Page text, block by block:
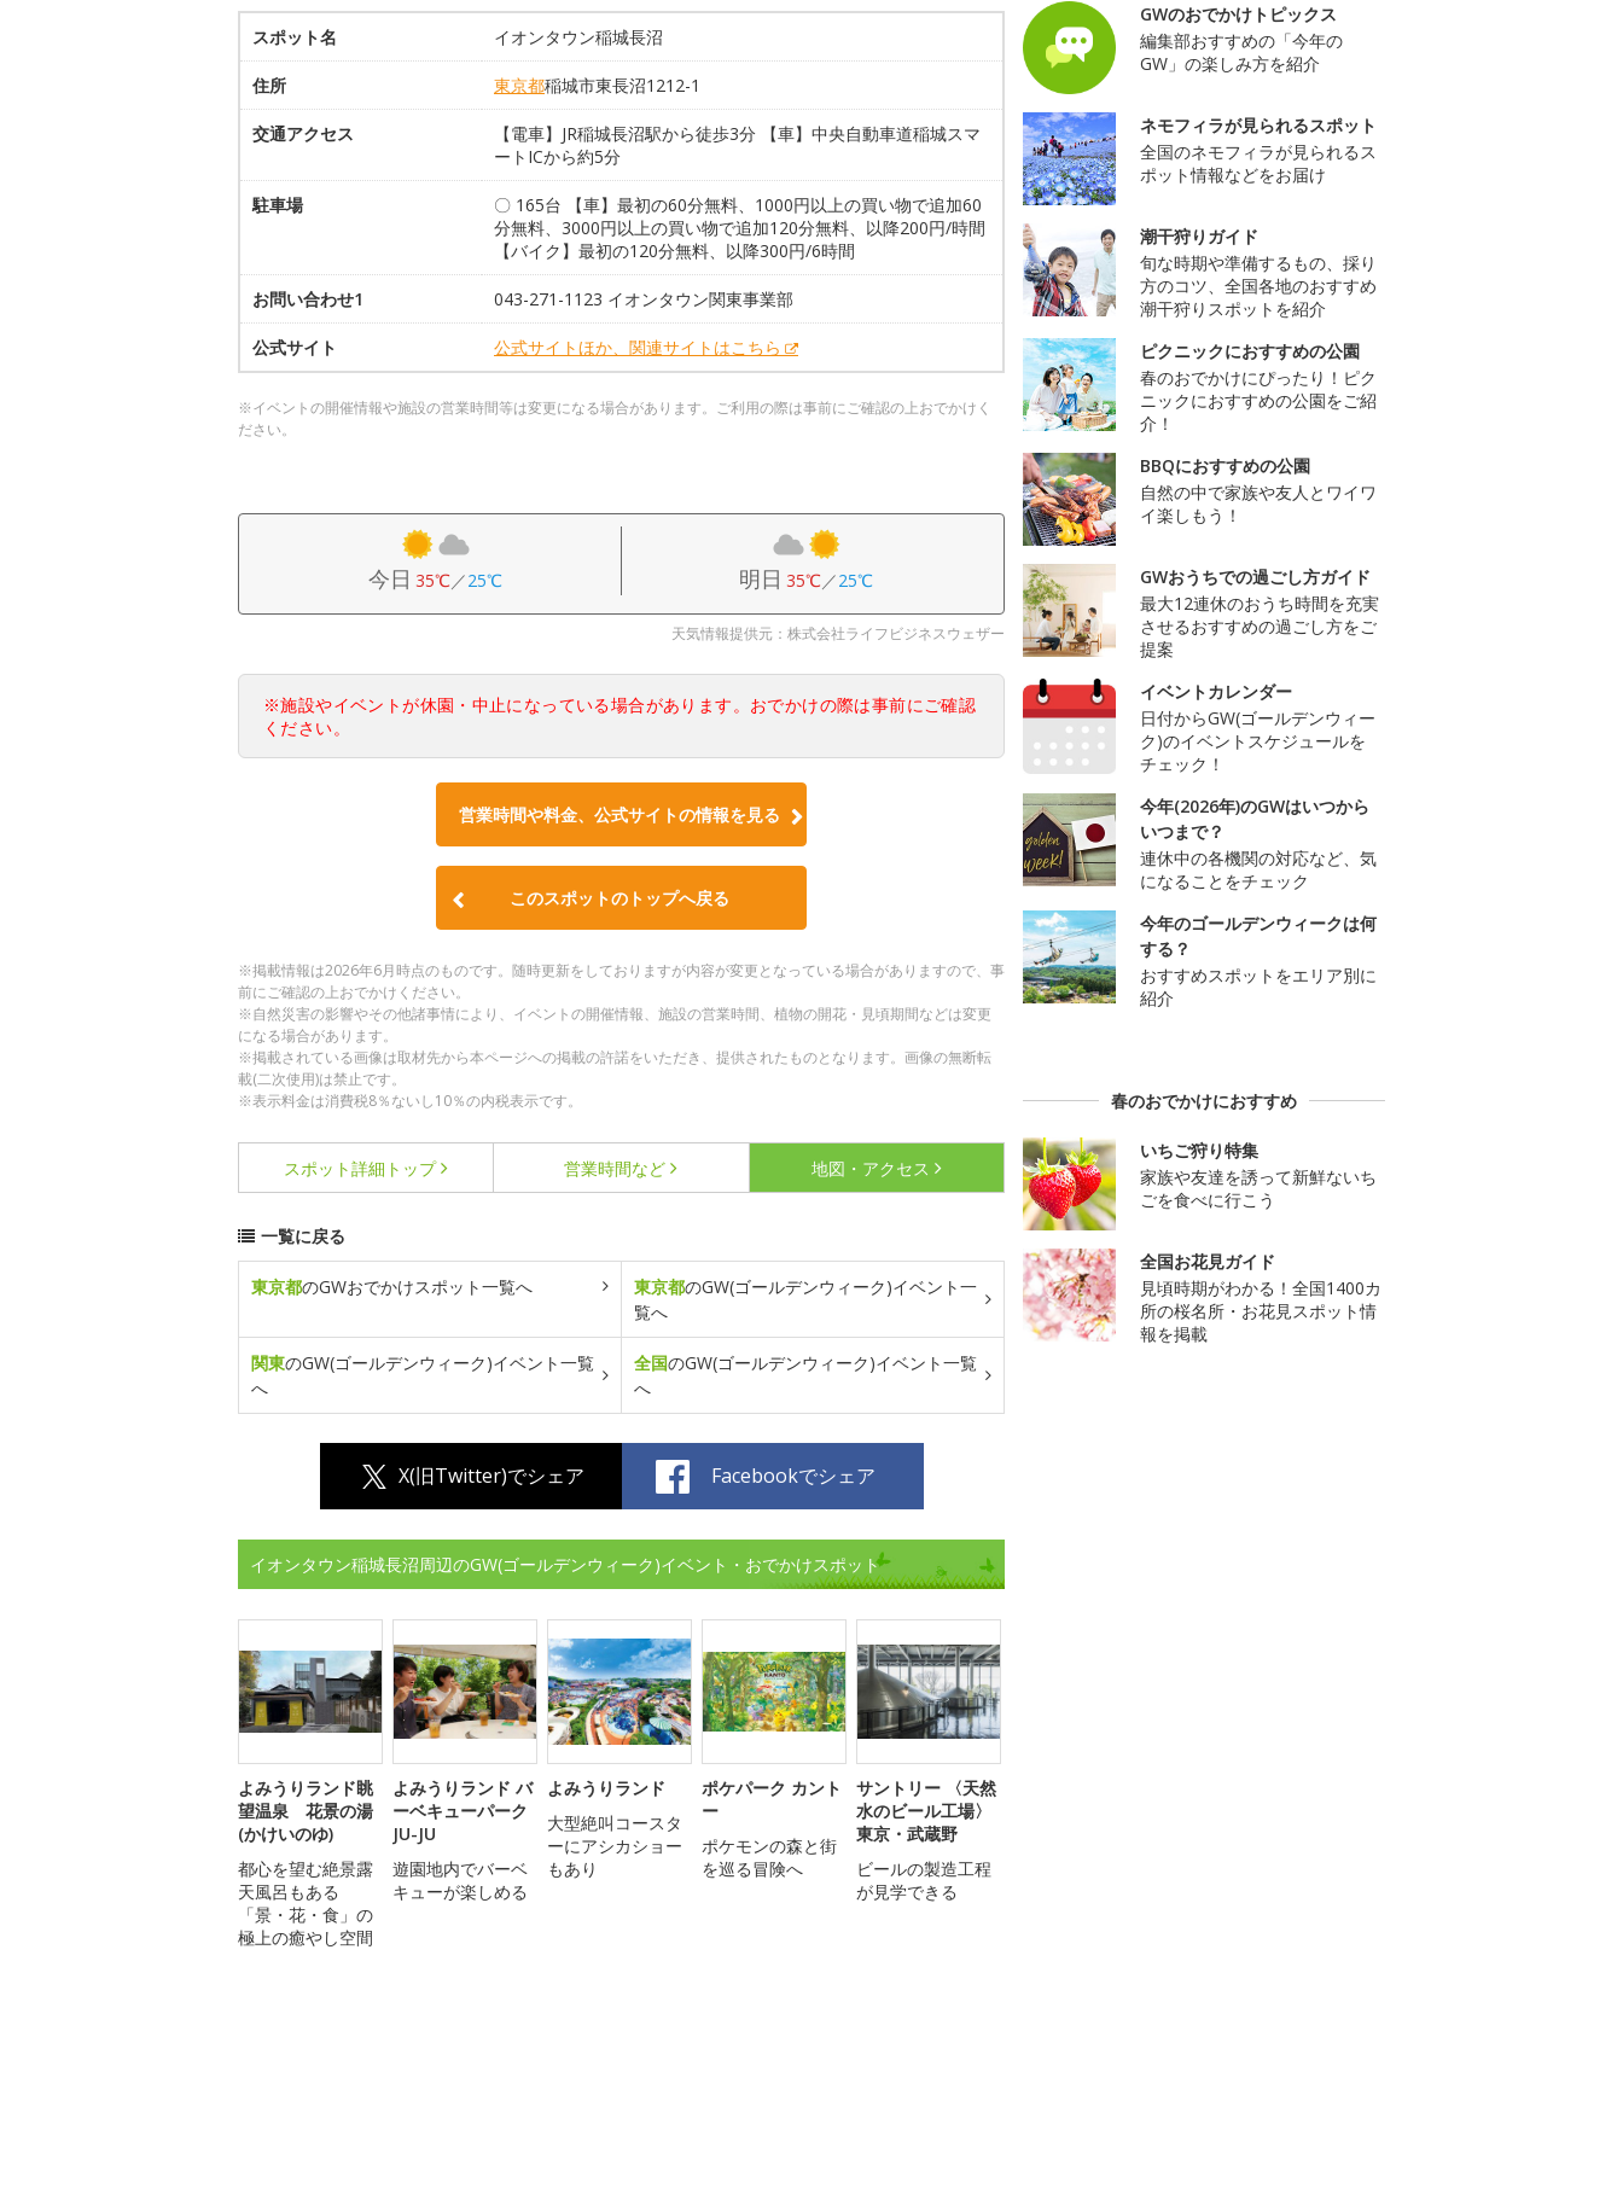
スポット名 イオンタウン稲城長沼
住所 東京都稲城市東長沼1212-1
交通アクセス
【電車】JR稲城長沼駅から徒歩3分 【車】中央自動車道稲城スマ
ートICから約5分
駐車場
〇 165台 【車】最初の60分無料、1000円以上の買い物で追加60
分無料、3000円以上の買い物で追加120分無料、以降200円/時間
【バイク】最初の120分無料、以降300円/6時間
お問い合わせ1 043-271-1123 イオンタウン関東事業部
公式サイト 公式サイトほか、関連サイトはこちら
※イベントの開催情報や施設の営業時間等は変更になる場合があります。ご利用の際は事前にご確認の上おでかけく
ださい。
今日 35℃／25℃ 明日 35℃／25℃
天気情報提供元：株式会社ライフビジネスウェザー
※施設やイベントが休園・中止になっている場合があります。おでかけの際は事前にご確認
ください。
営業時間や料金、公式サイトの情報を見る
このスポットのトップへ戻る
※掲載情報は2026年6月時点のものです。随時更新をしておりますが内容が変更となっている場合がありますので、事
前にご確認の上おでかけください。
※自然災害の影響やその他諸事情により、イベントの開催情報、施設の営業時間、植物の開花・見頃期間などは変更
になる場合があります。
※掲載されている画像は取材先から本ページへの掲載の許諾をいただき、提供されたものとなります。画像の無断転
載(二次使用)は禁止です。
※表示料金は消費税8％ないし10％の内税表示です。
スポット詳細 トップ 営業時間など 地図・アクセス
一覧に戻る
東京都のGWおでかけスポット一覧へ 東京都のGW(ゴールデンウィーク)イベント一
覧へ
関東のGW(ゴールデンウィーク)イベント一覧
へ
全国のGW(ゴールデンウィーク)イベント一覧
へ
X(旧Twitter)でシェア Facebookでシェア
イオンタウン稲城長沼周辺のGW(ゴールデンウィーク)イベント・おでかけスポット
よみうりランド眺
望温泉 花景の湯
(かけいのゆ)
都心を望む絶景露
天風呂もある
「景・花・食」の
極上の癒やし空間
よみうりランド バ
ーベキューパーク
JU-JU
遊園地内でバーベ
キューが楽しめる
よみうりランド
大型絶叫コースタ
ーにアシカショー
もあり
ポケパーク カント
ー
ポケモンの森と街
を巡る冒険へ
サントリー 〈天然
水のビール工場〉
東京・武蔵野
ビールの製造工程
が見学できる
GWのおでかけトピックス
編集部おすすめの「今年の
GW」の楽しみ方を紹介
ネモフィラが見られるスポット
全国のネモフィラが見られるス
ポット情報などをお届け
潮干狩りガイド
旬な時期や準備するもの、採り
方のコツ、全国各地のおすすめ
潮干狩りスポットを紹介
ピクニックにおすすめの公園
春のおでかけにぴったり！ピク
ニックにおすすめの公園をご紹
介！
BBQにおすすめの公園
自然の中で家族や友人とワイワ
イ楽しもう！
GWおうちでの過ごし方ガイド
最大12連休のおうち時間を充実
させるおすすめの過ごし方をご
提案
イベントカレンダー
日付からGW(ゴールデンウィー
ク)のイベントスケジュールを
チェック！
今年(2026年)のGWはいつから
いつまで？
連休中の各機関の対応など、気
になることをチェック
今年のゴールデンウィークは何
する？
おすすめスポットをエリア別に
紹介
春のおでかけにおすすめ
いちご狩り特集
家族や友達を誘って新鮮ないち
ごを食べに行こう
全国お花見ガイド
見頃時期がわかる！全国1400カ
所の桜名所・お花見スポット情
報を掲載